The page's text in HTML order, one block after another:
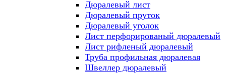
Дюралевый лист
Дюралевый пруток
Дюралевый уголок
Лист перфорированый дюралевый
Лист рифленый дюралевый
Труба профильная дюралевая
Швеллер дюралевый